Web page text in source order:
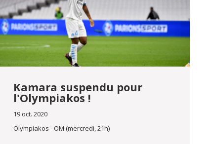
Kamara suspendu pour
l'Olympiakos !
19 oct. 2020
Olympiakos - OM (mercredi, 21h)